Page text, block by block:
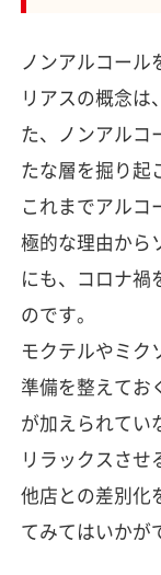
ノンアルコール
リアスの概念は
た、ノンアルコ
たな層を掘り起
これまでアルコ
極的な理由から
にも、コロナ禍
のです。
モクテルやミク
準備を整えてお
が加えられてい
リラックスさせ
他店との差別化
てみてはいかが